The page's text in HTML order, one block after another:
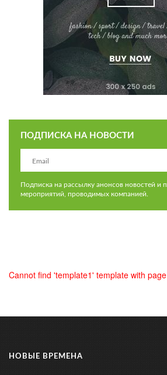
ПОДПИСКА НА НОВОСТИ
Подписка на рассылку анонсов новостей и
мероприятий, проводимых компанией.
Cannot find 'template1' template with
НОВЫЕ ВРЕМЕНА